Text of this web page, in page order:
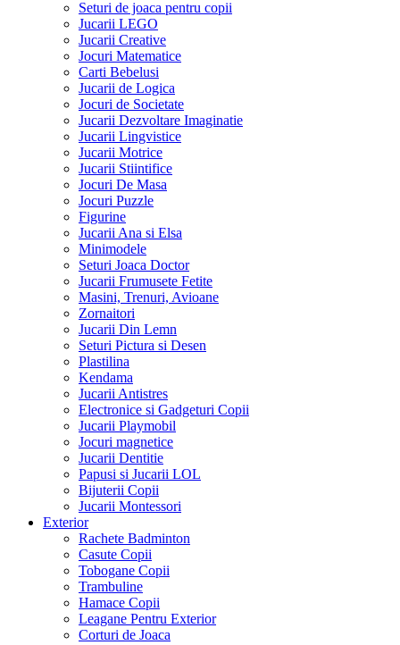
Seturi de joaca pentru copii
Jucarii LEGO
Jucarii Creative
Jocuri Matematice
Carti Bebelusi
Jucarii de Logica
Jocuri de Societate
Jucarii Dezvoltare Imaginatie
Jucarii Lingvistice
Jucarii Motrice
Jucarii Stiintifice
Jocuri De Masa
Jocuri Puzzle
Figurine
Jucarii Ana si Elsa
Minimodele
Seturi Joaca Doctor
Jucarii Frumusete Fetite
Masini, Trenuri, Avioane
Zornaitori
Jucarii Din Lemn
Seturi Pictura si Desen
Plastilina
Kendama
Jucarii Antistres
Electronice si Gadgeturi Copii
Jucarii Playmobil
Jocuri magnetice
Jucarii Dentitie
Papusi si Jucarii LOL
Bijuterii Copii
Jucarii Montessori
Exterior
Rachete Badminton
Casute Copii
Tobogane Copii
Trambuline
Hamace Copii
Leagane Pentru Exterior
Corturi de Joaca